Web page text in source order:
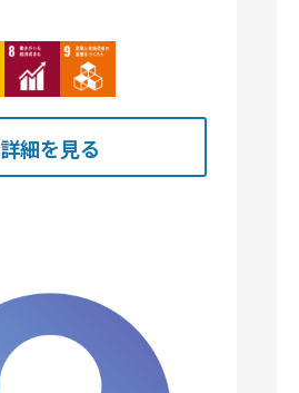
Image Image
詳細を見る